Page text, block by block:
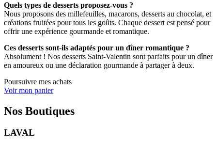
Quels types de desserts proposez-vous ?
Nous proposons des millefeuilles, macarons, desserts au chocolat, et
créations fruitées pour tous les goûts. Chaque dessert est pensé pour
offrir une expérience gourmande et romantique.
Ces desserts sont-ils adaptés pour un dîner romantique ?
Absolument ! Nos desserts Saint-Valentin sont parfaits pour un dîner
en amoureux ou une déclaration gourmande à partager à deux.
Poursuivre mes achats
Voir mon panier
Nos Boutiques
LAVAL